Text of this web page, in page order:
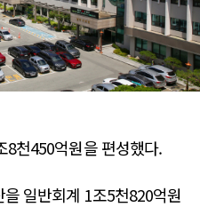
8천450억원을 편성했다.
일반회계 1조5천820억원